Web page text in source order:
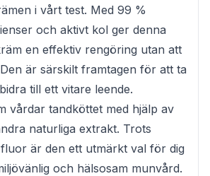
i vårt test. Med 99 %
och aktivt kol ger denna
en effektiv rengöring utan att
är särskilt framtagen för att ta
till ett vitare leende.
vårdar tandköttet med hjälp av
naturliga extrakt. Trots
är den ett utmärkt val för dig
och hälsosam munvård.